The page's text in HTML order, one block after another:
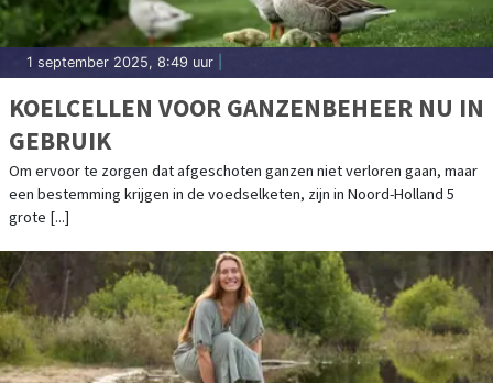
1 september 2025, 8:49 uur
KOELCELLEN VOOR GANZENBEHEER NU IN
GEBRUIK
Om ervoor te zorgen dat afgeschoten ganzen niet verloren gaan, maar
een bestemming krijgen in de voedselketen, zijn in Noord-Holland 5
grote [...]